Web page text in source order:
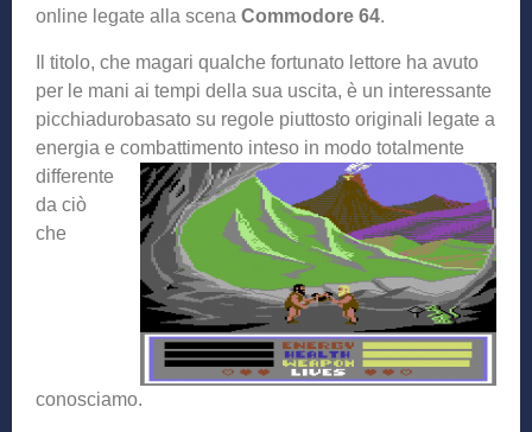
online legate alla scena Commodore 64.
Il titolo, che magari qualche fortunato lettore ha avuto
per le mani ai tempi della sua uscita, è un interessante
picchiadurobasato su regole piuttosto originali legate a
energia e combattimento inteso in modo totalmente
differente
da ciò
che
conosciamo.